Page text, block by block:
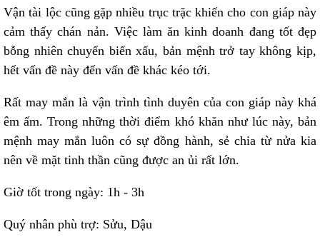
Vận tài lộc cũng gặp nhiều trục trặc khiến cho con giáp này
cảm thấy chán nản. Việc làm ăn kinh doanh đang tốt đẹp
bỗng nhiên chuyển biến xấu, bản mệnh trở tay không kịp,
hết vấn đề này đến vấn đề khác kéo tới.
Rất may mắn là vận trình tình duyên của con giáp này khá
êm ấm. Trong những thời điểm khó khăn như lúc này, bản
mệnh may mắn luôn có sự đồng hành, sẻ chia từ nửa kia
nên về mặt tinh thần cũng được an ủi rất lớn.
Giờ tốt trong ngày: 1h - 3h
Quý nhân phù trợ: Sửu, Dậu